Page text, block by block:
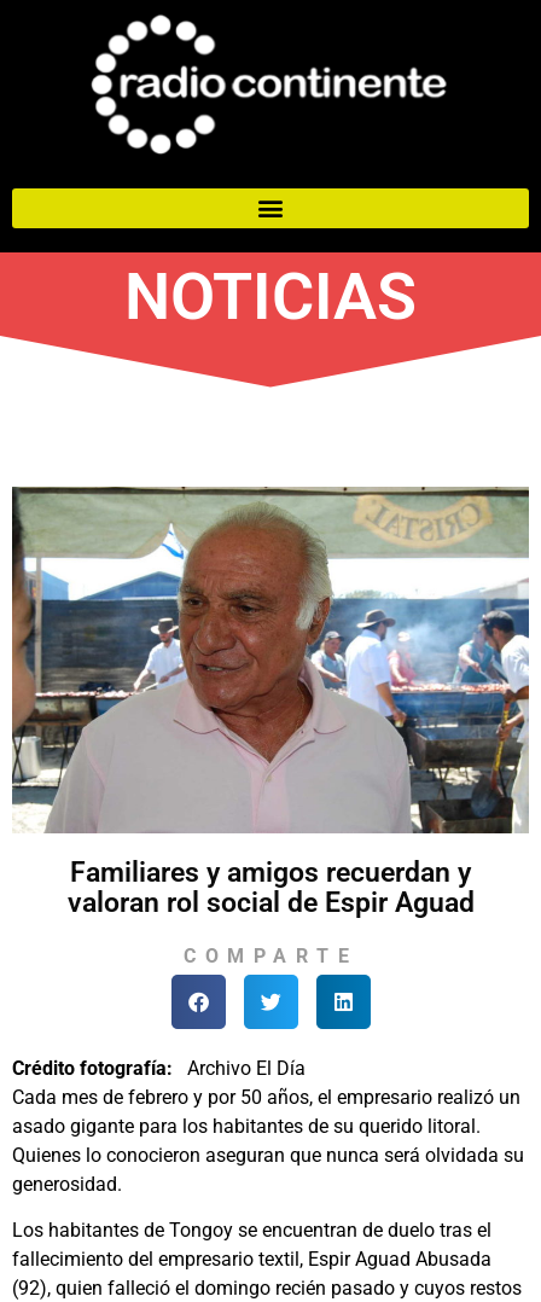
NOTICIAS
Familiares y amigos recuerdan y
valoran rol social de Espir Aguad
COMPARTE
Crédito fotografía: Archivo El Día
Cada mes de febrero y por 50 años, el empresario realizó un
asado gigante para los habitantes de su querido litoral.
Quienes lo conocieron aseguran que nunca será olvidada su
generosidad.
Los habitantes de Tongoy se encuentran de duelo tras el
fallecimiento del empresario textil, Espir Aguad Abusada
(92), quien falleció el domingo recién pasado y cuyos restos